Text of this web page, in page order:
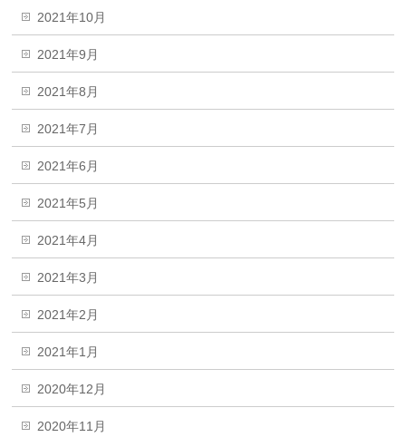
2021年10月
2021年9月
2021年8月
2021年7月
2021年6月
2021年5月
2021年4月
2021年3月
2021年2月
2021年1月
2020年12月
2020年11月